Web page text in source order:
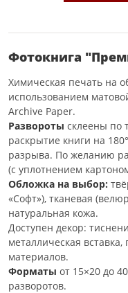
Фотокнига
Химическая печать на
использованием
Archive Paper.
Развороты склеены по
раскрытие книги на
разрыва. По желанию
(с уплотнением
Обложка на выбор:
«Софт»), тканевая
натуральная кожа.
Доступен декор:
металлическая
материалов.
Форматы от 15×20 до
разворотов.